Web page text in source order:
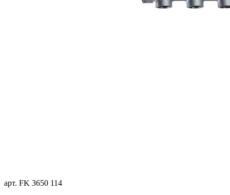
арт. FK 3650 114